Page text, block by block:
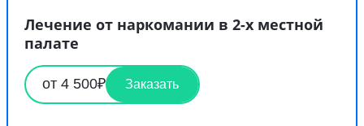
Лечение от наркомании в 2-х местной
палате
от 4 500₽ Заказать